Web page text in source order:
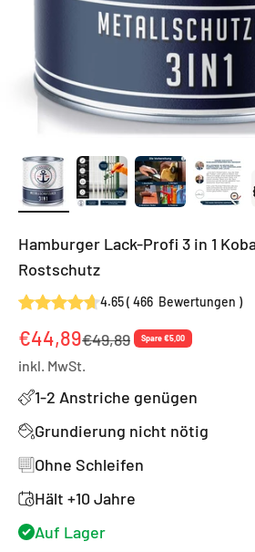
Hamburger Lack-Profi 3 in 1
Rostschutz
4.65( 466 Bewertungen )
Angebot
€44,89Regulärer Preis
€49,89 Spare €5,00
inkl. MwSt.
1-2 Anstriche genügen
Grundierung nicht nötig
Ohne Schleifen
Hält +10 Jahre
Auf Lager